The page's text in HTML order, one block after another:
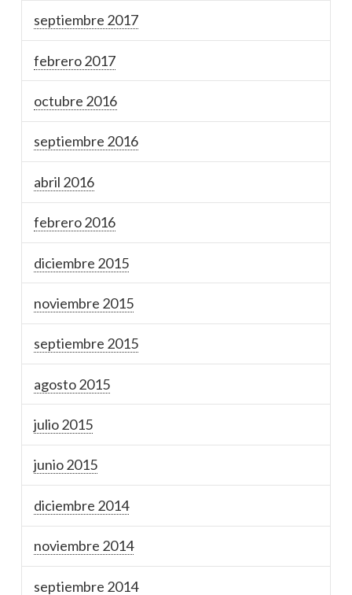
septiembre 2017
febrero 2017
octubre 2016
septiembre 2016
abril 2016
febrero 2016
diciembre 2015
noviembre 2015
septiembre 2015
agosto 2015
julio 2015
junio 2015
diciembre 2014
noviembre 2014
septiembre 2014